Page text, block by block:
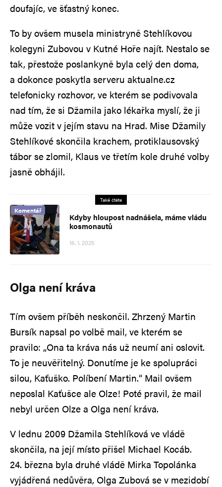
doufajíc, ve šťastný konec.
To by ovšem musela ministryně Stehlíkovou
kolegyni Zubovou v Kutné Hoře najít. Nestalo se
tak, přestože poslankyně byla celý den doma,
a dokonce poskytla serveru aktualne.cz
telefonicky rozhovor, ve kterém se podivovala
nad tím, že si Džamila jako lékařka myslí, že ji
může vozit v jejím stavu na Hrad. Mise Džamily
Stehlíkové skončila krachem, protiklausovský
tábor se zlomil, Klaus ve třetím kole druhé volby
jasně obhájil.
Také čtěte
Komentář
Kdyby hloupost nadnášela, máme vládu
kosmonautů
16. 1. 2025
Olga není kráva
Tím ovšem příběh neskončil. Zhrzený Martin
Bursík napsal po volbě mail, ve kterém se
pravilo: „Ona ta kráva nás už neumí ani oslovit.
To je neuvěřitelný. Donutíme je ke spolupráci
silou, Kaťuško. Políbení Martin.“ Mail ovšem
neposlal Kaťušce ale Olze! Poté pravil, že mail
nebyl určen Olze a Olga není kráva.
V lednu 2009 Džamila Stehlíková ve vládě
skončila, na její místo přišel Michael Kocáb.
24. března byla druhé vládě Mirka Topolánka
vyjádřená nedůvěra, Olga Zubová se v mezidobí